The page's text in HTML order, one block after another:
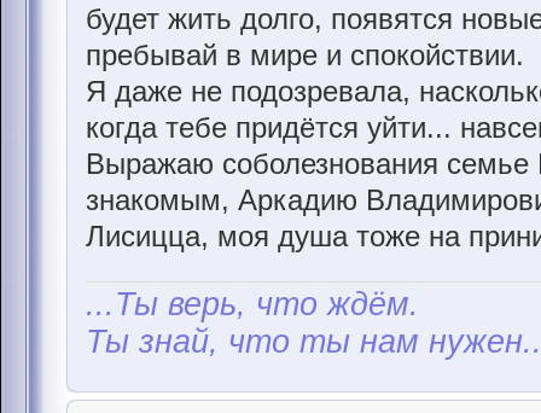
будет жить долго, появятся
пребывай в мире и спокойствии.
Я даже не подозревала,
когда тебе придётся уйти...
Выражаю соболезнования
знакомым, Аркадию
Лисицца, моя душа тоже на
...Ты верь, что ждём.
Ты знай, что ты нам